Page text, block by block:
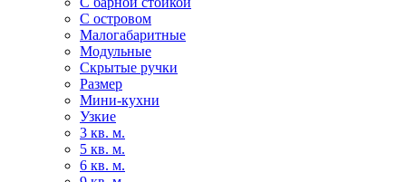
С островом
Малогабаритные
Модульные
Скрытые ручки
Размер
Мини-кухни
Узкие
3 кв. м.
5 кв. м.
6 кв. м.